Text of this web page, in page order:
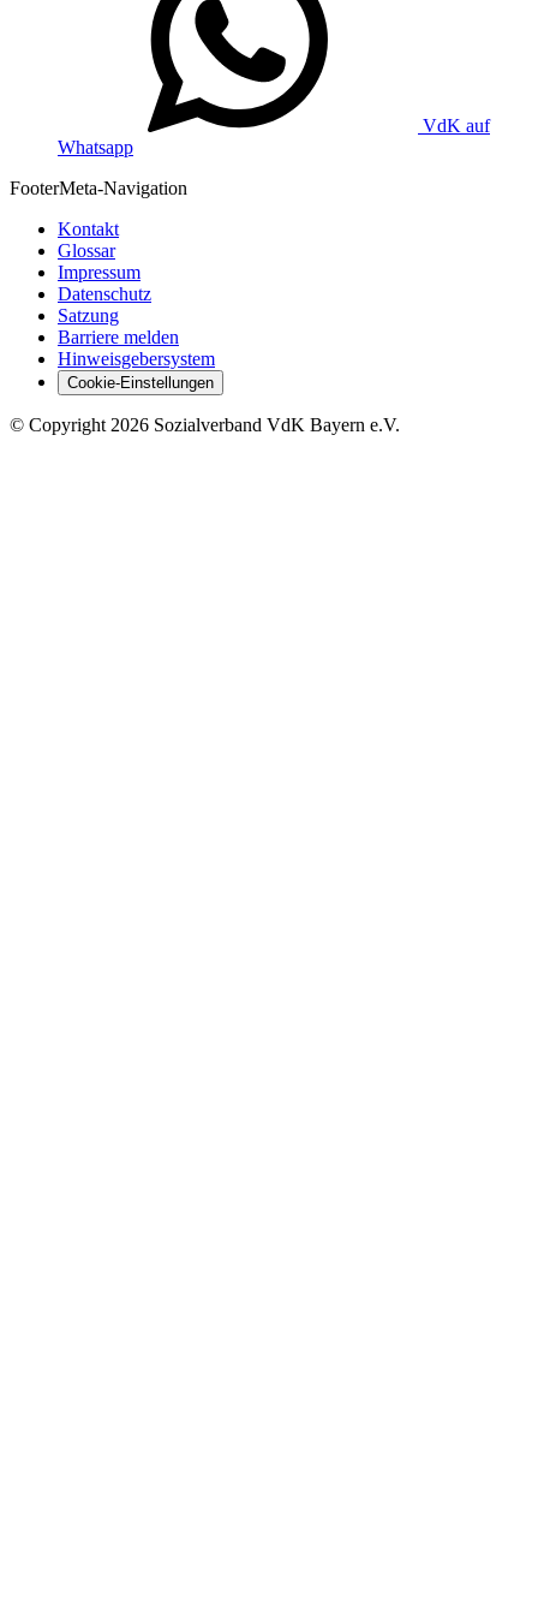
VdK auf
Whatsapp
FooterMeta-Navigation
Kontakt
Glossar
Impressum
Datenschutz
Satzung
Barriere melden
Hinweisgebersystem
Cookie-Einstellungen
© Copyright 2026 Sozialverband VdK Bayern e.V.